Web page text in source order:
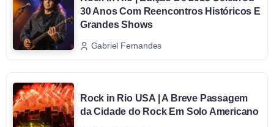
30 Anos Com Reencontros Históricos E
Grandes Shows
Gabriel Fernandes
Rock in Rio USA | A Breve Passagem
da Cidade do Rock Em Solo Americano